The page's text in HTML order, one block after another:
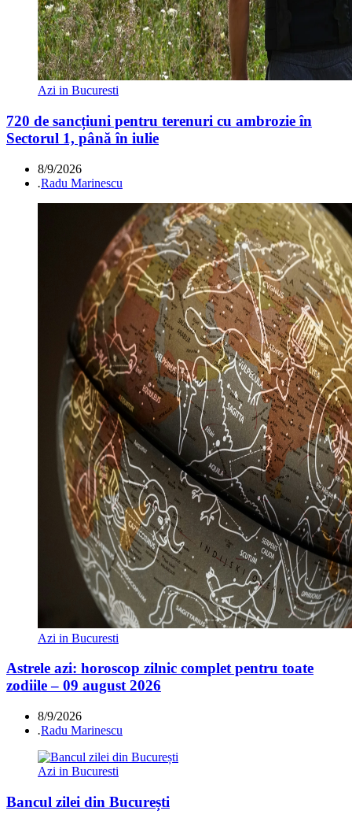
Azi in Bucuresti
720 de sancțiuni pentru terenuri cu ambrozie în
Sectorul 1, până în iulie
8/9/2026
.Radu Marinescu
Azi in Bucuresti
Astrele azi: horoscop zilnic complet pentru toate
zodiile – 09 august 2026
8/9/2026
.Radu Marinescu
Azi in Bucuresti
Bancul zilei din București